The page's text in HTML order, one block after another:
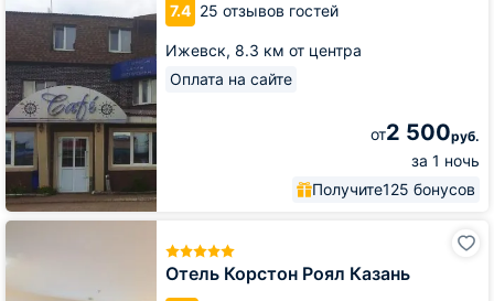
7.4 25 отзывов гостей
Ижевск, 8.3 км от центра
Оплата на сайте
от2 500руб.
за 1 ночь
Получите125 бонусов
Отель Корстон Роял Казань
Отель
Роял
Казань